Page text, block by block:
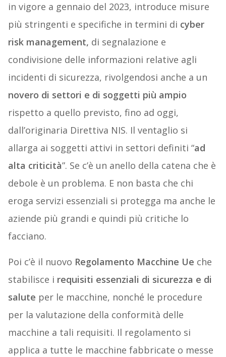
in vigore a gennaio del 2023, introduce misure
più stringenti e specifiche in termini di cyber
risk management, di segnalazione e
condivisione delle informazioni relative agli
incidenti di sicurezza, rivolgendosi anche a un
novero di settori e di soggetti più ampio
rispetto a quello previsto, fino ad oggi,
dall’originaria Direttiva NIS. Il ventaglio si
allarga ai soggetti attivi in settori definiti “ad
alta criticità”. Se c’è un anello della catena che è
debole è un problema. E non basta che chi
eroga servizi essenziali si protegga ma anche le
aziende più grandi e quindi più critiche lo
facciano.
Poi c’è il nuovo Regolamento Macchine Ue che
stabilisce i requisiti essenziali di sicurezza e di
salute per le macchine, nonché le procedure
per la valutazione della conformità delle
macchine a tali requisiti. Il regolamento si
applica a tutte le macchine fabbricate o messe